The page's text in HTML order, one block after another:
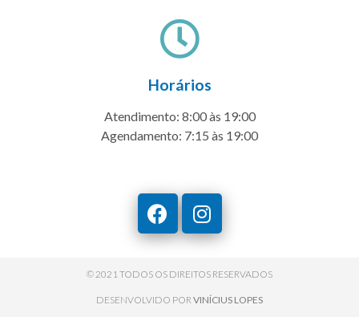
Horários
Atendimento: 8:00 às 19:00
Agendamento: 7:15 às 19:00
© 2021 TODOS OS DIREITOS RESERVADOS
DESENVOLVIDO PORVINÍCIUS LOPES